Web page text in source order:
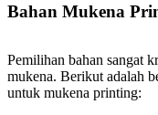
Bahan Mukena
Pemilihan bahan sangat
mukena. Berikut adalah
untuk mukena printing: